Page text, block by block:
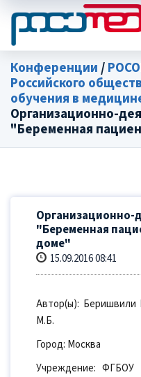
Конференции/
Российского
обучения в
Организационно-
"Беременная
Организационно-
"Беременная
доме"
15.09.2016 08:41
Автор(ы): Беришвили
М.Б.
Город: Москва
Учреждение: